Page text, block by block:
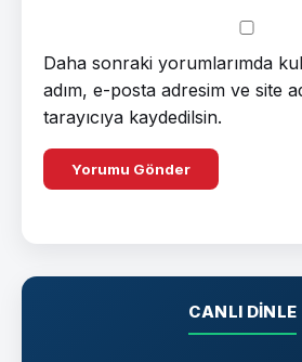
Daha sonraki yorumlarımda
adım, e-posta adresim ve site
tarayıcıya kaydedilsin.
CANLI DINLE